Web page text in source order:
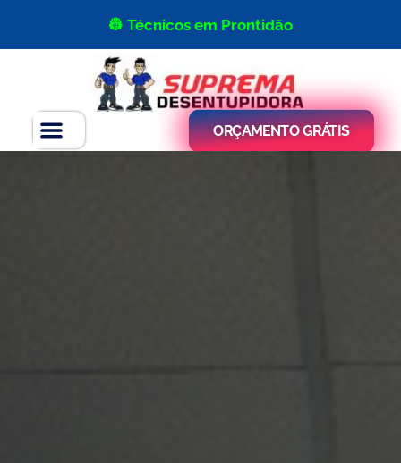
👷 Técnicos em Prontidão
ORÇAMENTO GRÁTIS